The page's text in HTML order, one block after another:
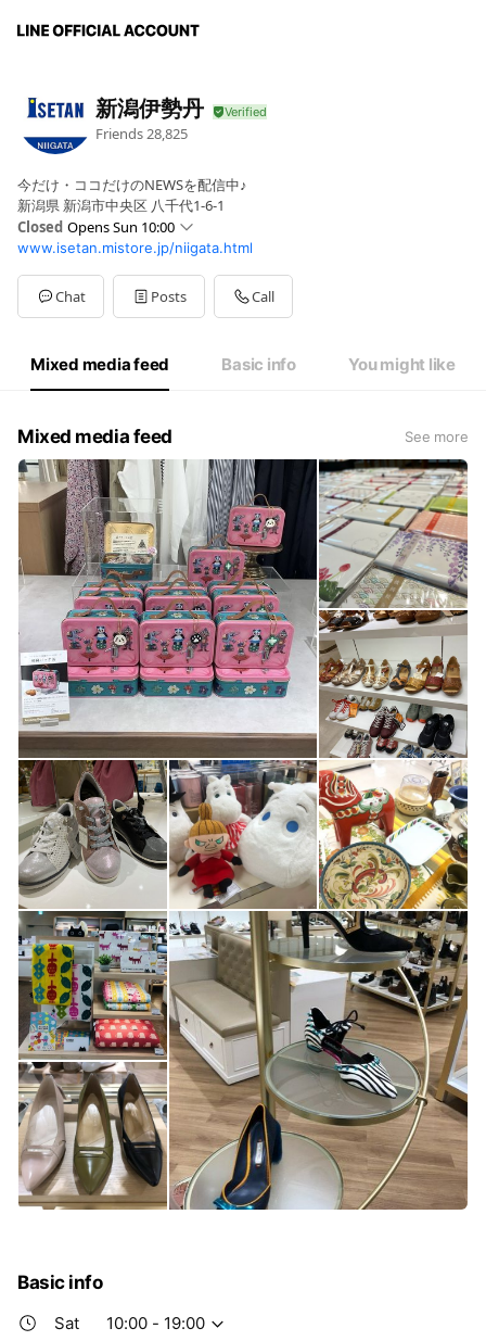
新潟伊勢丹
Friends 28,825
今だけ・ココだけのNEWSを配信中♪
新潟県 新潟市中央区 八千代1-6-1
Closed Opens Sun 10:00
Sun10:00 - 19:00
Mon10:00 - 19:00
Tue10:00 - 19:00
Wed10:00 - 19:00
Fri10:00 - 19:00
Sat10:00 - 19:00
www.isetan.mistore.jp/niigata.html
Chat Posts Call
Mixed media feed Basic info You might like
Mixed media feed See more
Basic info
Sat
10:00 - 19:00